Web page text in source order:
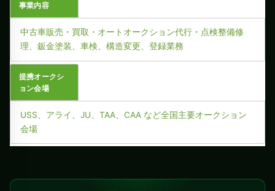
事業内容
中古車販売・買取・オートオークション代行・点検整備修
理、鈑金塗装、車検、構造変更、登録業務
提携オークシ
ョン会場
USS、アライ、JU、TAA、CAA など全国主要オークション
会場